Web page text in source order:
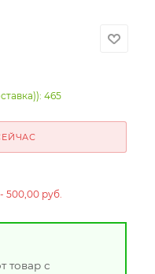
465
500,00 руб.
товар с